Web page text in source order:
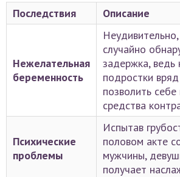
Последствия Описание
Нежелательная
беременность
случайно
задержка,
подростки
позволить
средства
Психические
проблемы
Испытав
половом акте
мужчины,
получает